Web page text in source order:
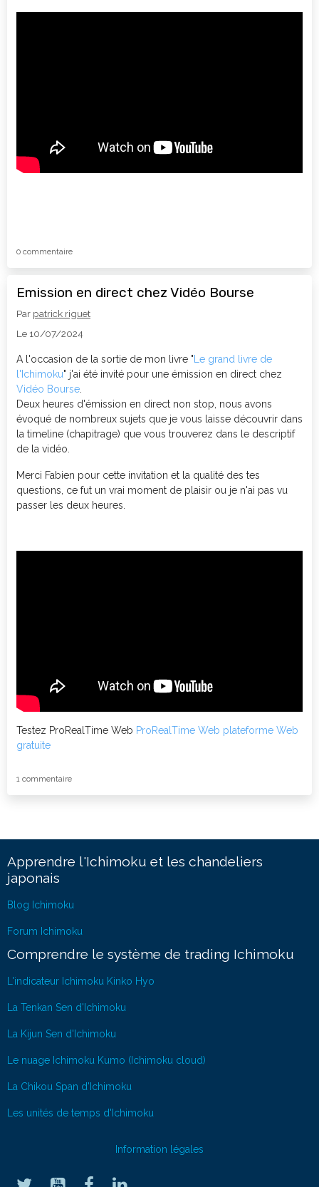
0 commentaire
Emission en direct chez Vidéo Bourse
Par patrick riguet
Le 10/07/2024
A l'occasion de la sortie de mon livre "Le grand livre de
l'Ichimoku" j'ai été invité pour une émission en direct chez
Vidéo Bourse.
Deux heures d'émission en direct non stop, nous avons
évoqué de nombreux sujets que je vous laisse découvrir dans
la timeline (chapitrage) que vous trouverez dans le descriptif
de la vidéo.
Merci Fabien pour cette invitation et la qualité des tes
questions, ce fut un vrai moment de plaisir ou je n'ai pas vu
passer les deux heures.
Testez ProRealTime Web ProRealTime Web plateforme Web
gratuite
1 commentaire
Apprendre l'Ichimoku et les chandeliers
japonais
Blog Ichimoku
Forum Ichimoku
Comprendre le système de trading Ichimoku
L'indicateur Ichimoku Kinko Hyo
La Tenkan Sen d'Ichimoku
La Kijun Sen d'Ichimoku
Le nuage Ichimoku Kumo (Ichimoku cloud)
La Chikou Span d'Ichimoku
Les unités de temps d'Ichimoku
Information légales